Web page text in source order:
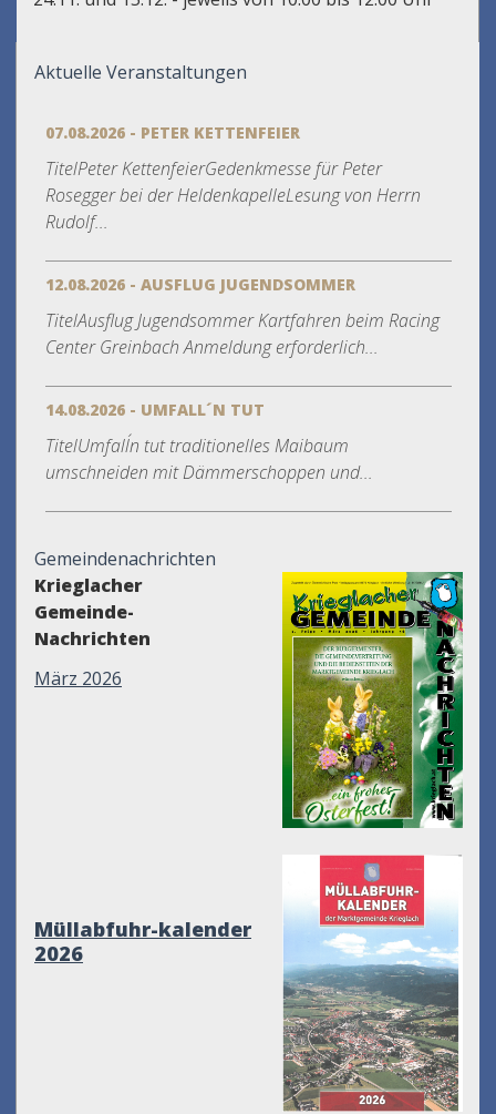
Aktuelle Veranstaltungen
07.08.2026 - PETER KETTENFEIER
TitelPeter KettenfeierGedenkmesse für Peter
Rosegger bei der HeldenkapelleLesung von Herrn
Rudolf...
12.08.2026 - AUSFLUG JUGENDSOMMER
TitelAusflug Jugendsommer Kartfahren beim Racing
Center Greinbach Anmeldung erforderlich...
14.08.2026 - UMFALL´N TUT
TitelUmfall´n tut traditionelles Maibaum
umschneiden mit Dämmerschoppen und...
Gemeindenachrichten
Krieglacher
Gemeinde-
Nachrichten
März 2026
Müllabfuhr-kalender
2026